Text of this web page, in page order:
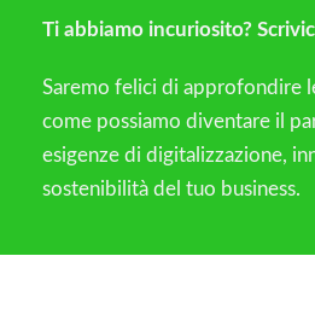
Ti abbiamo incuriosito?
Saremo felici di approfondire
come possiamo diventare il
esigenze di digitalizzazione,
sostenibilità del tuo business.